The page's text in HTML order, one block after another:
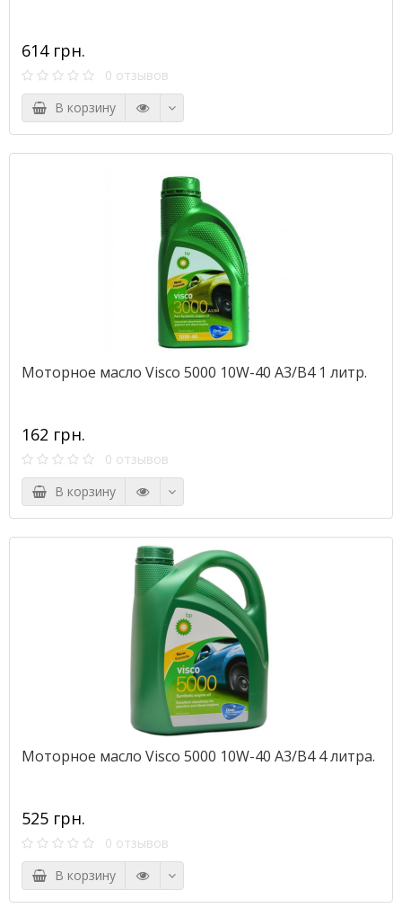
614 грн.
0 отзывов
В корзину
Моторное масло Visco 5000 10W-40 A3/B4 1 литр.
162 грн.
0 отзывов
В корзину
Моторное масло Visco 5000 10W-40 A3/B4 4 литра.
525 грн.
0 отзывов
В корзину